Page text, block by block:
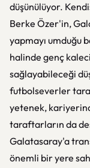
düşünülüyor.
Berke Özer'in,
yapmayı umduğu
halinde genç
sağlayabileceği
futbolseverler
yetenek,
taraftarların da
Galatasaray'a
önemli bir yere